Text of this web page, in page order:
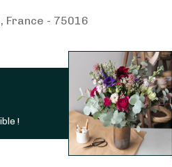
France - 75016
!